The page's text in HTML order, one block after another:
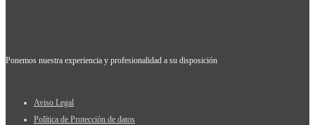
Ponemos nuestra experiencia y profesionalidad a su disposición
Aviso Legal
Política de Protección de datos